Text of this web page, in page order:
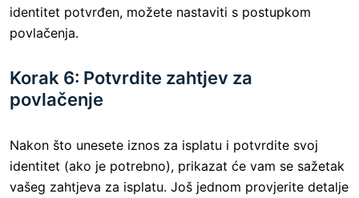
identitet potvrđen, možete nastaviti s postupkom
povlačenja.
Korak 6: Potvrdite zahtjev za
povlačenje
Nakon što unesete iznos za isplatu i potvrdite svoj
identitet (ako je potrebno), prikazat će vam se sažetak
vašeg zahtjeva za isplatu. Još jednom provjerite detalje